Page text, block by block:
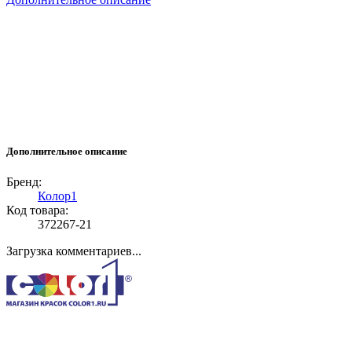
Дополнительное описание
Бренд:
Колор1
Код товара:
372267-21
Загрузка комментариев...